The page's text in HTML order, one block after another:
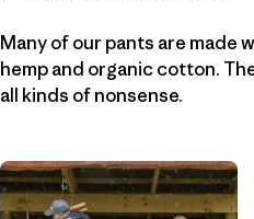
Many of our pants are made
hemp and organic cotton.
all kinds of nonsense.